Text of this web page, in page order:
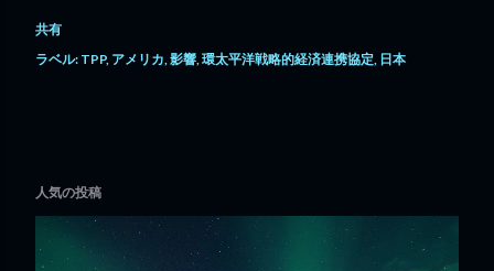
共有
ラベル: TPP アメリカ 影響 環太平洋戦略的経済連携協定 日本
人気の投稿